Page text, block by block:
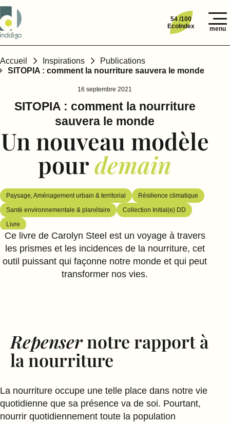
54 /100
EcoIndex
menu
Accueil Inspirations
Publications
SITOPIA : comment la nourriture sauvera le monde
16 septembre 2021
SITOPIA : comment la nourriture
sauvera le monde
Un nouveau modèle
pourdemain
Paysage, Aménagement urbain & territorial
Résilience climatique
Santé environnementale & planétaire
Collection Initial(e) DD
Livre
Ce livre de Carolyn Steel est un voyage à travers
les prismes et les incidences de la nourriture, cet
outil puissant qui façonne notre monde et qui peut
transformer nos vies.
Repensernotre rapport à
la nourriture
La nourriture occupe une telle place dans notre vie
quotidienne que sa présence va de soi. Pourtant,
nourrir quotidiennement toute la population